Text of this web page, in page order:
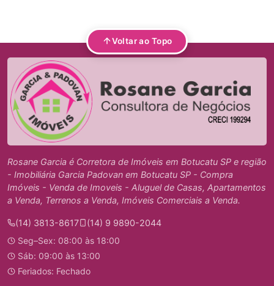
Voltar ao Topo
Rosane Garcia é Corretora de Imóveis em Botucatu SP e região
- Imobiliária Garcia Padovan em Botucatu SP - Compra
Imóveis - Venda de Imoveis - Aluguel de Casas, Apartamentos
a Venda, Terrenos a Venda, Imóveis Comerciais a Venda.
(14) 3813-8617
(14) 9 9890-2044
Seg–Sex: 08:00 às 18:00
Sáb: 09:00 às 13:00
Feriados: Fechado